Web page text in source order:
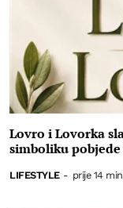
Lovro i Lovorka
simboliku
LIFESTYLE - prije 14